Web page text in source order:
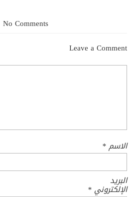
No Comments
Leave a Comment
الاسم*
البريد
الإلكتروني*